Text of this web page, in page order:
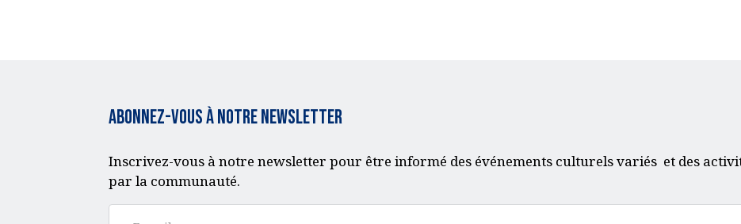
Abonnez-vous à notre Newsletter
Inscrivez-vous à notre newsletter pour être informé des événements culturels variés et des
par la communauté.